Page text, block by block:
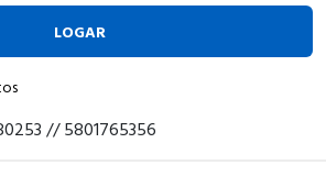
LOGAR
// 5801765356